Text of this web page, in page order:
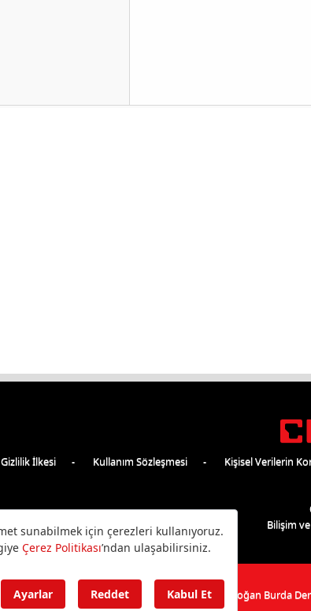
Gizlilik İlkesi Kullanım Sözleşmesi Kişisel Verilerin
Bilişim
©2026 Doğan Burda